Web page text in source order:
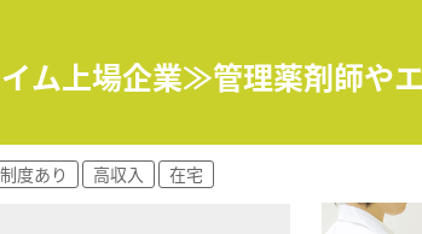
業など、総合的な医療事業を展開しています。
に、
幅広く手掛けている企業です。
代替医療を取り入れた
局展開を行っています。
する事業に取り組んでいます。
。医師との往診同行や
床に強い薬剤師が多く育っています。
ム上場企業≫管理薬剤師や
度あり 高収入 在宅